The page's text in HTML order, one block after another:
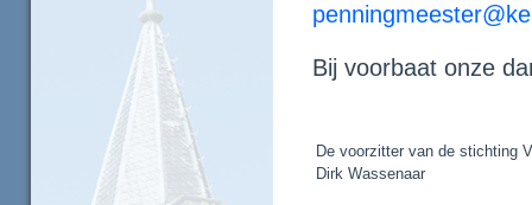
Bij voorbaat onze
De voorzitter van de stichting
Dirk Wassenaar